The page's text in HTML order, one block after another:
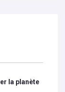
la planète